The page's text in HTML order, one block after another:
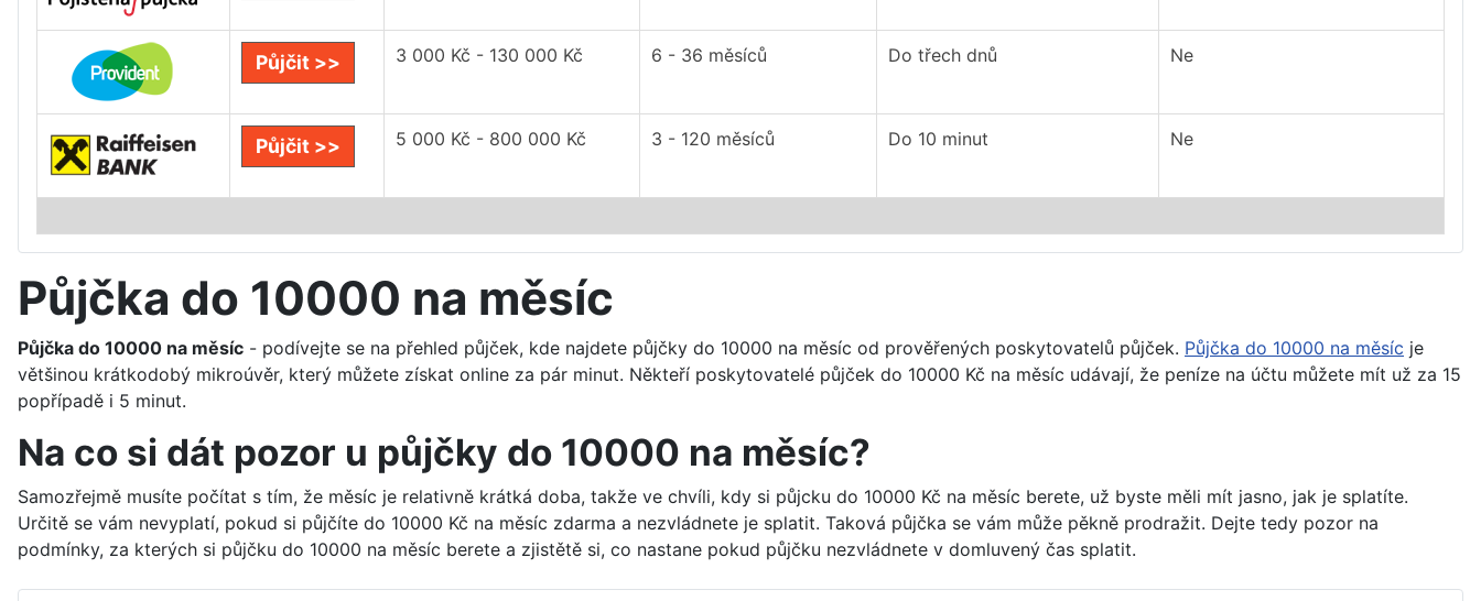
Půjčit >> 3 000 Kč - 130 000 Kč 6 - 36 měsíců Do třech dnů Ne
Půjčit >> 5 000 Kč - 800 000 Kč 3 - 120 měsíců Do 10 minut Ne
Půjčka do 10000 na měsíc
Půjčka do 10000 na měsíc - podívejte se na přehled půjček, kde najdete půjčky do 10000 na měsíc od prověřených poskytovatelů půjček. Půjčka do 10000 na měsíc je
většinou krátkodobý mikroúvěr, který můžete získat online za pár minut. Někteří poskytovatelé půjček do 10000 Kč na měsíc udávají, že peníze na účtu můžete mít už za 15
popřípadě i 5 minut.
Na co si dát pozor u půjčky do 10000 na měsíc?
Samozřejmě musíte počítat s tím, že měsíc je relativně krátká doba, takže ve chvíli, kdy si půjcku do 10000 Kč na měsíc berete, už byste měli mít jasno, jak je splatíte.
Určitě se vám nevyplatí, pokud si půjčíte do 10000 Kč na měsíc zdarma a nezvládnete je splatit. Taková půjčka se vám může pěkně prodražit. Dejte tedy pozor na
podmínky, za kterých si půjčku do 10000 na měsíc berete a zjistětě si, co nastane pokud půjčku nezvládnete v domluvený čas splatit.